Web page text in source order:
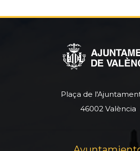
Plaça de l'Ajuntament
46002 València